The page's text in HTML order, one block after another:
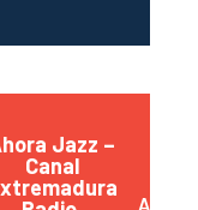
Jazz –
Canal